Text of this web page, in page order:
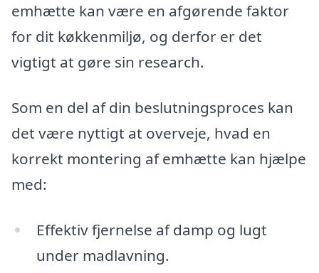
emhætte kan være en afgørende faktor
for dit køkkenmiljø, og derfor er det
vigtigt at gøre sin research.
Som en del af din beslutningsproces kan
det være nyttigt at overveje, hvad en
korrekt montering af emhætte kan hjælpe
med:
Effektiv fjernelse af damp og lugt
under madlavning.